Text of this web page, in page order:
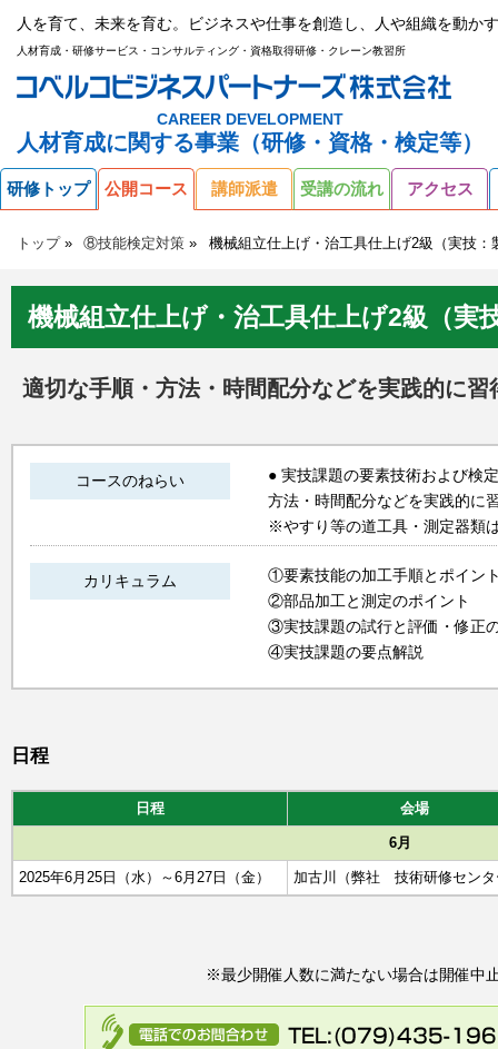
人を育て、未来を育む。ビジネスや仕事を創造し、人や組織を動か
人材育成・研修サービス・コンサルティング・資格取得研修・クレーン教習所
CAREER DEVELOPMENT
人材育成に関する事業（研修・資格・検定等）
研修トップ 公開コース 講師派遣 受講の流れ アクセス
トップ ⑧技能検定対策 機械組立仕上げ・治工具仕上げ2級（実技：
機械組立仕上げ・治工具仕上げ2級（実
適切な手順・方法・時間配分などを実践的に習
コースのねらい
● 実技課題の要素技術および検
方法・時間配分などを実践的に
※やすり等の道工具・測定器類
カリキュラム
①要素技能の加工手順とポイン
②部品加工と測定のポイント
③実技課題の試行と評価・修正
④実技課題の要点解説
日程
日程 会場
6月
2025年6月25日（水）～6月27日（金） 加古川（弊社 技術研修センタ
※最少開催人数に満たない場合は開催中